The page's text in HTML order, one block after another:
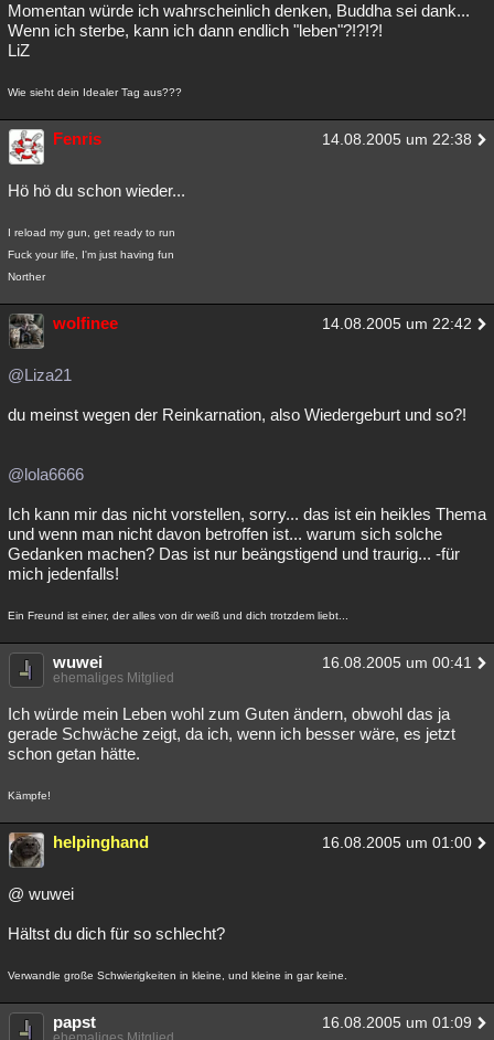
Momentan würde ich wahrscheinlich denken, Buddha sei dank...
Wenn ich sterbe, kann ich dann endlich "leben"?!?!?!
LiZ
Wie sieht dein Idealer Tag aus???
Fenris 14.08.2005 um 22:38
Hö hö du schon wieder...
I reload my gun, get ready to run
Fuck your life, I'm just having fun
Norther
wolfinee 14.08.2005 um 22:42
@Liza21
du meinst wegen der Reinkarnation, also Wiedergeburt und so?!
@lola6666
Ich kann mir das nicht vorstellen, sorry... das ist ein heikles Thema
und wenn man nicht davon betroffen ist... warum sich solche
Gedanken machen? Das ist nur beängstigend und traurig... -für
mich jedenfalls!
Ein Freund ist einer, der alles von dir weiß und dich trotzdem liebt...
wuwei 16.08.2005 um 00:41
ehemaliges Mitglied
Ich würde mein Leben wohl zum Guten ändern, obwohl das ja
gerade Schwäche zeigt, da ich, wenn ich besser wäre, es jetzt
schon getan hätte.
Kämpfe!
helpinghand 16.08.2005 um 01:00
@ wuwei
Hältst du dich für so schlecht?
Verwandle große Schwierigkeiten in kleine, und kleine in gar keine.
papst 16.08.2005 um 01:09